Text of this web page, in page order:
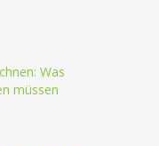
Was
müssen